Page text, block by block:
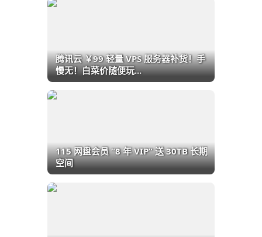
腾讯云 ￥99 轻量 VPS 服务器补货！手
慢无！白菜价随便玩...
115 网盘会员 “8 年 VIP” 送 30TB 长期
空间